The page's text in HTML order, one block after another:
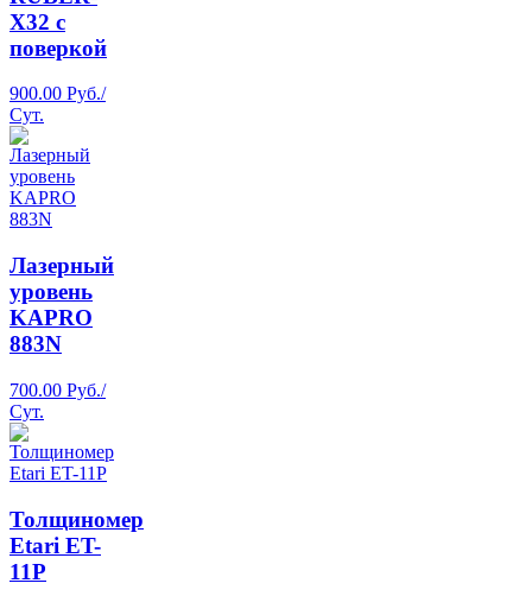
Х32 с
поверкой
900.00 Руб./
Сут.
Лазерный
уровень
KAPRO
883N
700.00 Руб./
Сут.
Толщиномер
Etari ET-
11Р